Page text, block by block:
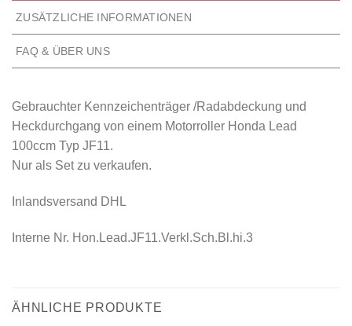
ZUSÄTZLICHE INFORMATIONEN
FAQ & ÜBER UNS
Gebrauchter Kennzeichenträger /Radabdeckung und
Heckdurchgang von einem Motorroller Honda Lead
100ccm Typ JF11.
Nur als Set zu verkaufen.
Inlandsversand DHL
Interne Nr. Hon.Lead.JF11.Verkl.Sch.Bl.hi.3
ÄHNLICHE PRODUKTE